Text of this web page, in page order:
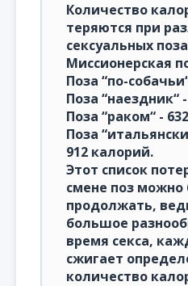
Количество
теряются при
сексуальных
Миссионерская
Поза “по-
Поза “наездник“
Поза “раком“ -
Поза
912 калорий.
Этот список
смене поз можно
продолжать,
большое
время секса,
сжигает
количество